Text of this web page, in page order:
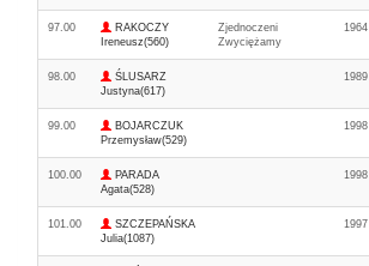
97.00
RAKOCZY
Ireneusz(560)
Zjednoczeni
Zwyciężamy
1964
98.00
ŚLUSARZ
Justyna(617)
1989
99.00
BOJARCZUK
Przemysław(529)
1998
100.00
PARADA
Agata(528)
1998
101.00
SZCZEPAŃSKA
Julia(1087)
1997